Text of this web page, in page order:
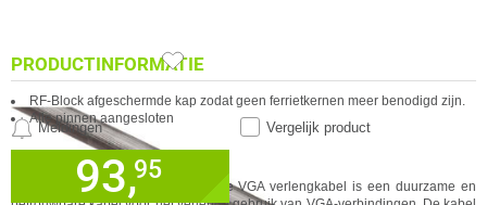
De ACT 30 meter High Performance VGA verlengkabel is een duurzame en
93,95
✓ 60 maanden garantie!
Vergelijk product
Meldingen
SPECIFICATIES
PRODUCTINFORMATIE
RF-Block afgeschermde kap zodat geen ferrietkernen meer benodigd zijn.
Alle pinnen aangesloten
VERGELIJKBARE PRODUCTEN